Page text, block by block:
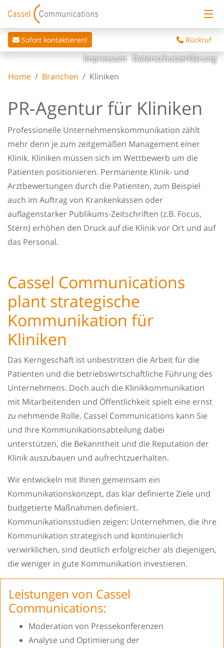
Sofort kontaktieren! Rückruf
Impressum
Datenschutzerklärung
Home
Branchen Kliniken
PR-Agentur für Kliniken
Professionelle Unternehmenskommunikation zählt
mehr denn je zum zeitgemäßen Management einer
Klinik. Kliniken müssen sich im Wettbewerb um die
Patienten positionieren. Permanente Klinik- und
Arztbewertungen durch die Patienten, zum Beispiel
auch im Auftrag von Krankenkassen oder
auflagenstarker Publikums-Zeitschriften (z.B. Focus,
Stern) erhöhen den Druck auf die Klinik vor Ort und auf
das Personal.
Cassel Communications
plant strategische
Kommunikation für
Kliniken
Das Kerngeschäft ist unbestritten die Arbeit für die
Patienten und die betriebswirtschaftliche Führung des
Unternehmens. Doch auch die Klinikkommunikation
mit Mitarbeitenden und Öffentlichkeit spielt eine ernst
zu nehmende Rolle. Cassel Communications kann Sie
und Ihre Kommunikationsabteilung dabei
unterstützen, die Bekanntheit und die Reputation der
Klinik auszubauen und aufrechtzuerhalten.
Wir entwickeln mit Ihnen gemeinsam ein
Kommunikationskonzept, das klar definierte Ziele und
budgetierte Maßnahmen definiert.
Kommunikationsstudien zeigen: Unternehmen, die ihre
Kommunikation strategisch und kontinuierlich
verwirklichen, sind deutlich erfolgreicher als diejenigen,
die weniger in gute Kommunikation investieren.
Leistungen von Cassel
Communications:
Moderation von Pressekonferenzen
Analyse und Optimierung der